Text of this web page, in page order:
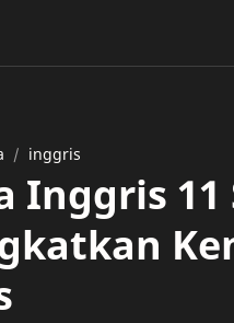
inggris
Inggris